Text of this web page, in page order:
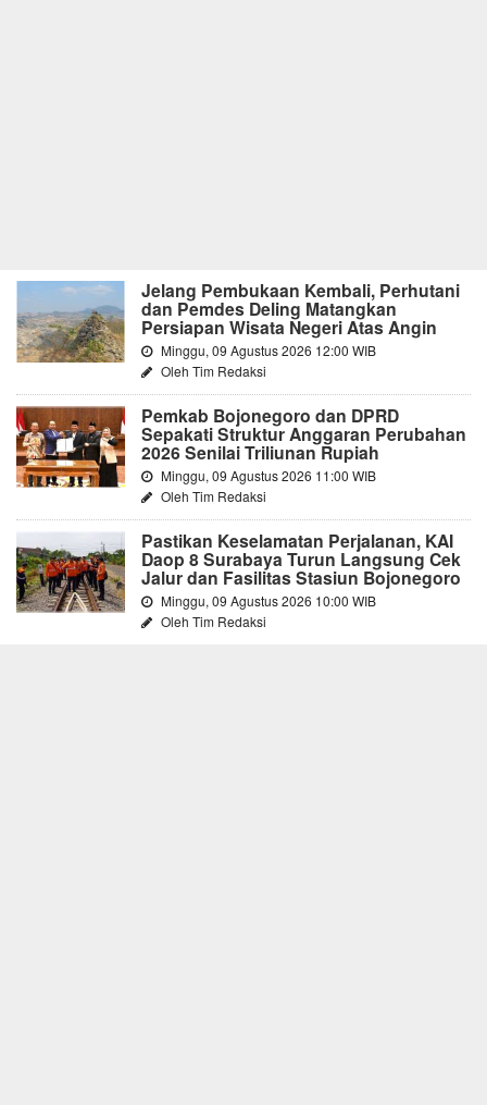
Jelang Pembukaan Kembali, Perhutani
dan Pemdes Deling Matangkan
Persiapan Wisata Negeri Atas Angin
Minggu, 09 Agustus 2026 12:00 WIB
Oleh Tim Redaksi
Pemkab Bojonegoro dan DPRD
Sepakati Struktur Anggaran Perubahan
2026 Senilai Triliunan Rupiah
Minggu, 09 Agustus 2026 11:00 WIB
Oleh Tim Redaksi
Pastikan Keselamatan Perjalanan, KAI
Daop 8 Surabaya Turun Langsung Cek
Jalur dan Fasilitas Stasiun Bojonegoro
Minggu, 09 Agustus 2026 10:00 WIB
Oleh Tim Redaksi